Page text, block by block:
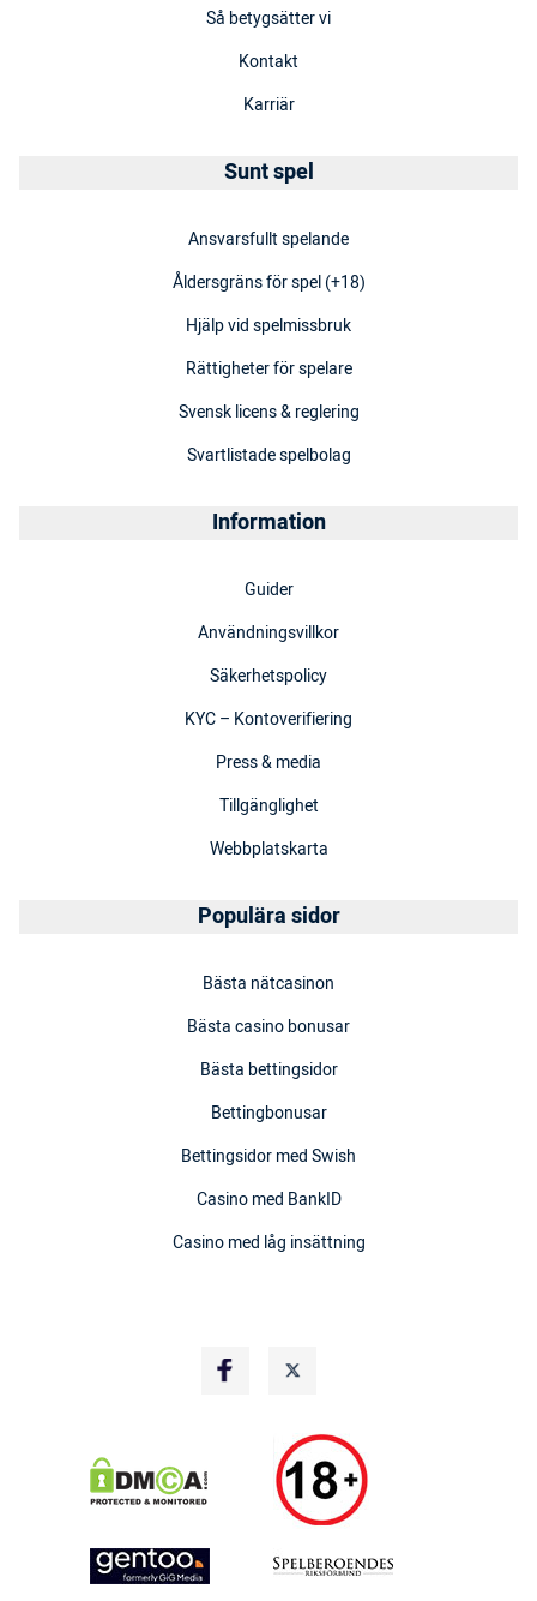
Så betygsätter vi
Kontakt
Karriär
Sunt spel
Ansvarsfullt spelande
Åldersgräns för spel (+18)
Hjälp vid spelmissbruk
Rättigheter för spelare
Svensk licens & reglering
Svartlistade spelbolag
Information
Guider
Användningsvillkor
Säkerhetspolicy
KYC – Kontoverifiering
Press & media
Tillgänglighet
Webbplatskarta
Populära sidor
Bästa nätcasinon
Bästa casino bonusar
Bästa bettingsidor
Bettingbonusar
Bettingsidor med Swish
Casino med BankID
Casino med låg insättning